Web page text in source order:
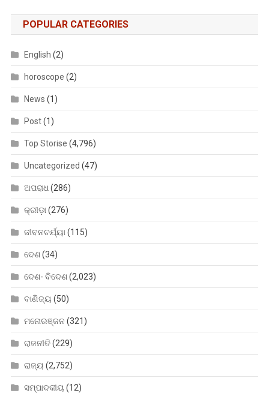
POPULAR CATEGORIES
English (2)
horoscope (2)
News (1)
Post(1)
Top Storise (4,796)
Uncategorized (47)
ଅପରାଧ(286)
କ୍ରୀଡ଼ା(276)
ଜୀବନଚର୍ଯ୍ୟା(115)
ଦେଶ(34)
ଦେଶ- ବିଦେଶ(2,023)
ବାଣିଜ୍ୟ (50)
ମନୋରଞ୍ଜନ (321)
ରାଜନୀତି(229)
ରାଜ୍ୟ (2,752)
ସମ୍ପାଦକୀୟ (12)